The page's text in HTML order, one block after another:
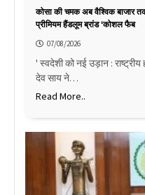
कोसा की चमक अब वैश्विक बाजार
प्रीमियम हैंडलूम ब्रांड ‘कोशल फैब
07/08/2026
' स्वदेशी को नई उड़ान :
देव साय ने…
Read More..